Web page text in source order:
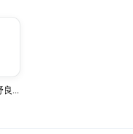
ノダ☆カズキの野良歩き〜自然の面白さを聴く